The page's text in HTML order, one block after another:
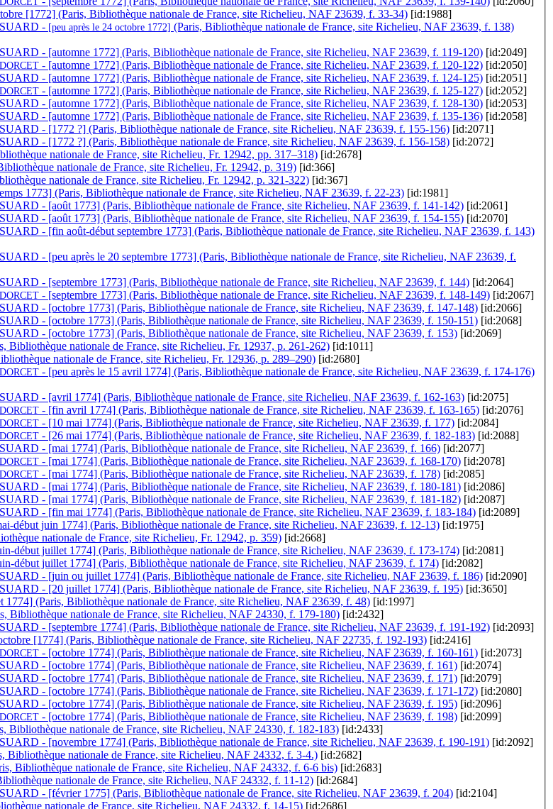
[1772] (Paris, Bibliothèque nationale de France, site Richelieu, NAF 23639, f. 33-34) [id:1988]
UARD - [peu après le 24 octobre 1772] (Paris, Bibliothèque nationale de France, site Richelieu, NAF 23639, f. 138)
UARD - [automne 1772] (Paris, Bibliothèque nationale de France, site Richelieu, NAF 23639, f. 119-120) [id:2049]
- [automne 1772] (Paris, Bibliothèque nationale de France, site Richelieu, NAF 23639, f. 120-122) [id:2050]
UARD - [automne 1772] (Paris, Bibliothèque nationale de France, site Richelieu, NAF 23639, f. 124-125) [id:2051]
- [automne 1772] (Paris, Bibliothèque nationale de France, site Richelieu, NAF 23639, f. 125-127) [id:2052]
UARD - [automne 1772] (Paris, Bibliothèque nationale de France, site Richelieu, NAF 23639, f. 128-130) [id:2053]
UARD - [automne 1772] (Paris, Bibliothèque nationale de France, site Richelieu, NAF 23639, f. 135-136) [id:2058]
UARD - [1772 ?] (Paris, Bibliothèque nationale de France, site Richelieu, NAF 23639, f. 155-156) [id:2071]
UARD - [1772 ?] (Paris, Bibliothèque nationale de France, site Richelieu, NAF 23639, f. 156-158) [id:2072]
nationale de France, site Richelieu, Fr. 12942, pp. 317–318) [id:2678]
nationale de France, site Richelieu, Fr. 12942, p. 319) [id:366]
nationale de France, site Richelieu, Fr. 12942, p. 321-322) [id:367]
1773] (Paris, Bibliothèque nationale de France, site Richelieu, NAF 23639, f. 22-23) [id:1981]
UARD - [août 1773] (Paris, Bibliothèque nationale de France, site Richelieu, NAF 23639, f. 141-142) [id:2061]
UARD - [août 1773] (Paris, Bibliothèque nationale de France, site Richelieu, NAF 23639, f. 154-155) [id:2070]
UARD - [fin août-début septembre 1773] (Paris, Bibliothèque nationale de France, site Richelieu, NAF 23639, f. 143)
UARD - [peu après le 20 septembre 1773] (Paris, Bibliothèque nationale de France, site Richelieu, NAF 23639, f.
UARD - [septembre 1773] (Paris, Bibliothèque nationale de France, site Richelieu, NAF 23639, f. 144) [id:2064]
- [septembre 1773] (Paris, Bibliothèque nationale de France, site Richelieu, NAF 23639, f. 148-149) [id:2067]
UARD - [octobre 1773] (Paris, Bibliothèque nationale de France, site Richelieu, NAF 23639, f. 147-148) [id:2066]
UARD - [octobre 1773] (Paris, Bibliothèque nationale de France, site Richelieu, NAF 23639, f. 150-151) [id:2068]
UARD - [octobre 1773] (Paris, Bibliothèque nationale de France, site Richelieu, NAF 23639, f. 153) [id:2069]
Bibliothèque nationale de France, site Richelieu, Fr. 12937, p. 261-262) [id:1011]
nationale de France, site Richelieu, Fr. 12936, p. 289–290) [id:2680]
- [peu après le 15 avril 1774] (Paris, Bibliothèque nationale de France, site Richelieu, NAF 23639, f. 174-176)
UARD - [avril 1774] (Paris, Bibliothèque nationale de France, site Richelieu, NAF 23639, f. 162-163) [id:2075]
- [fin avril 1774] (Paris, Bibliothèque nationale de France, site Richelieu, NAF 23639, f. 163-165) [id:2076]
- [10 mai 1774] (Paris, Bibliothèque nationale de France, site Richelieu, NAF 23639, f. 177) [id:2084]
- [26 mai 1774] (Paris, Bibliothèque nationale de France, site Richelieu, NAF 23639, f. 182-183) [id:2088]
UARD - [mai 1774] (Paris, Bibliothèque nationale de France, site Richelieu, NAF 23639, f. 166) [id:2077]
- [mai 1774] (Paris, Bibliothèque nationale de France, site Richelieu, NAF 23639, f. 168-170) [id:2078]
- [mai 1774] (Paris, Bibliothèque nationale de France, site Richelieu, NAF 23639, f. 178) [id:2085]
UARD - [mai 1774] (Paris, Bibliothèque nationale de France, site Richelieu, NAF 23639, f. 180-181) [id:2086]
UARD - [mai 1774] (Paris, Bibliothèque nationale de France, site Richelieu, NAF 23639, f. 181-182) [id:2087]
UARD - [fin mai 1774] (Paris, Bibliothèque nationale de France, site Richelieu, NAF 23639, f. 183-184) [id:2089]
début juin 1774] (Paris, Bibliothèque nationale de France, site Richelieu, NAF 23639, f. 12-13) [id:1975]
nationale de France, site Richelieu, Fr. 12942, p. 359) [id:2668]
début juillet 1774] (Paris, Bibliothèque nationale de France, site Richelieu, NAF 23639, f. 173-174) [id:2081]
début juillet 1774] (Paris, Bibliothèque nationale de France, site Richelieu, NAF 23639, f. 174) [id:2082]
UARD - [juin ou juillet 1774] (Paris, Bibliothèque nationale de France, site Richelieu, NAF 23639, f. 186) [id:2090]
UARD - [20 juillet 1774] (Paris, Bibliothèque nationale de France, site Richelieu, NAF 23639, f. 195) [id:3650]
1774] (Paris, Bibliothèque nationale de France, site Richelieu, NAF 23639, f. 48) [id:1997]
Bibliothèque nationale de France, site Richelieu, NAF 24330, f. 179-180) [id:2432]
UARD - [septembre 1774] (Paris, Bibliothèque nationale de France, site Richelieu, NAF 23639, f. 191-192) [id:2093]
[1774] (Paris, Bibliothèque nationale de France, site Richelieu, NAF 22735, f. 192-193) [id:2416]
- [octobre 1774] (Paris, Bibliothèque nationale de France, site Richelieu, NAF 23639, f. 160-161) [id:2073]
UARD - [octobre 1774] (Paris, Bibliothèque nationale de France, site Richelieu, NAF 23639, f. 161) [id:2074]
UARD - [octobre 1774] (Paris, Bibliothèque nationale de France, site Richelieu, NAF 23639, f. 171) [id:2079]
UARD - [octobre 1774] (Paris, Bibliothèque nationale de France, site Richelieu, NAF 23639, f. 171-172) [id:2080]
UARD - [octobre 1774] (Paris, Bibliothèque nationale de France, site Richelieu, NAF 23639, f. 195) [id:2096]
- [octobre 1774] (Paris, Bibliothèque nationale de France, site Richelieu, NAF 23639, f. 198) [id:2099]
Bibliothèque nationale de France, site Richelieu, NAF 24330, f. 182-183) [id:2433]
UARD - [novembre 1774] (Paris, Bibliothèque nationale de France, site Richelieu, NAF 23639, f. 190-191) [id:2092]
Bibliothèque nationale de France, site Richelieu, NAF 24332, f. 3-4.) [id:2682]
Bibliothèque nationale de France, site Richelieu, NAF 24332, f. 6-6 bis) [id:2683]
nationale de France, site Richelieu, NAF 24332, f. 11-12) [id:2684]
UARD - [février 1775] (Paris, Bibliothèque nationale de France, site Richelieu, NAF 23639, f. 204) [id:2104]
nationale de France, site Richelieu, NAF 24332, f. 14-15) [id:2686]